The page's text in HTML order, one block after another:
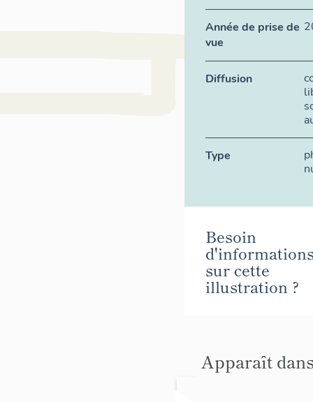
Année de prise de
vue
Diffusion
Type
Besoin
sur cette
illustration ?
Apparaît